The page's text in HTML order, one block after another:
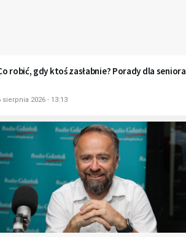
robić, gdy ktoś zasłabnie? Porady dla seniora
sierpnia 2026 - 13:13